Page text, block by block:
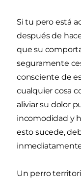
Si tu pero está
después de
que su
seguramente
consciente de
cualquier cosa
aliviar su dolor
incomodidad y
esto sucede,
Un perro